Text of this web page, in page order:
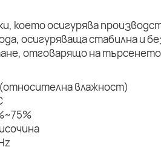
което осигурява
осигуряваща стабилна и
отговарящо на
влажност)